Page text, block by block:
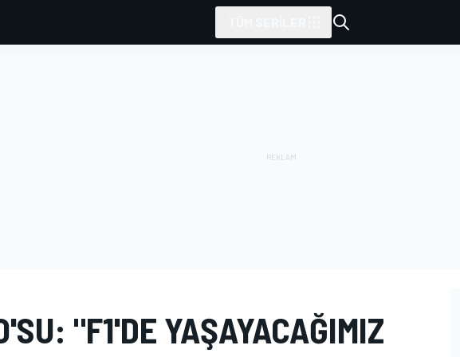
"F1'DE YAŞAYACAĞIMIZ